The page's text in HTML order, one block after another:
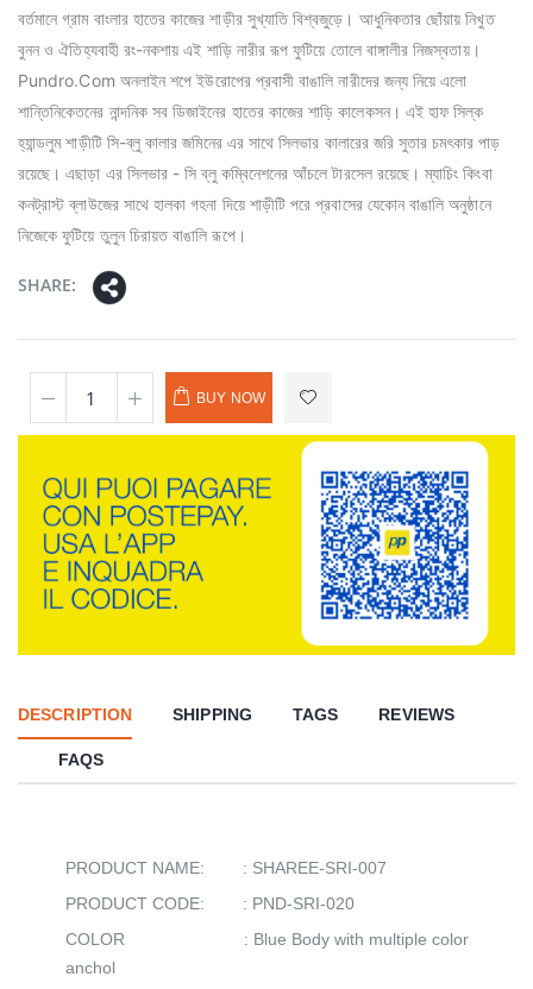
বর্তমানে গ্রাম বাংলার হাতের কাজের শাড়ীর সুখ্যাতি বিশ্বজুড়ে। আধুনিকতার ছোঁয়ায় নিখুত
বুনন ও ঐতিহ্যবাহী রং-নকশায় এই শাড়ি নারীর রূপ ফুটিয়ে তোলে বাঙ্গালীর নিজস্বতায়।
Pundro.Com অনলাইন শপে ইউরোপের প্রবাসী বাঙালি নারীদের জন্য নিয়ে এলো
শান্তিনিকেতনের নান্দনিক সব ডিজাইনের হাতের কাজের শাড়ি কালেকসন। এই হাফ সিল্ক
হ্যান্ডলুম শাড়ীটি সি-ব্লু কালার জমিনের এর সাথে সিলভার কালারের জরি সুতার চমৎকার পাড়
রয়েছে। এছাড়া এর সিলভার - সি ব্লু কম্বিনেশনের আঁচলে টারসেল রয়েছে। ম্যাচিং কিংবা
কনট্রাস্ট ব্লাউজের সাথে হালকা গহনা দিয়ে শাড়ীটি পরে প্রবাসের যেকোন বাঙালি অনুষ্ঠানে
নিজেকে ফুটিয়ে তুলুন চিরায়ত বাঙালি রূপে।
SHARE:
BUY NOW
DESCRIPTION SHIPPING TAGS REVIEWS
FAQS
PRODUCT NAME: : SHAREE-SRI-007
PRODUCT CODE: : PND-SRI-020
COLOR : Blue Body with multiple color
anchol